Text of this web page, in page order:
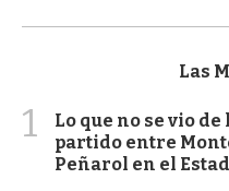
Las
1
Lo que no se vio
partido entre
Peñarol en el